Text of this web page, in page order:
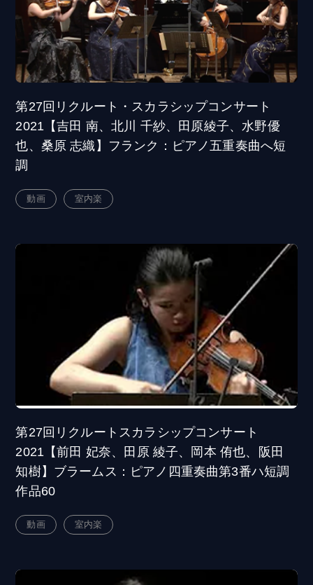
第27回リクルート・スカラシップコンサート
2021【吉田 南、北川 千紗、田原綾子、水野優
也、桑原 志織】フランク：ピアノ五重奏曲へ短
調
動画 室内楽
第27回リクルートスカラシップコンサート
2021【前田 妃奈、田原 綾子、岡本 侑也、阪田
知樹】ブラームス：ピアノ四重奏曲第3番ハ短調
作品60
動画 室内楽